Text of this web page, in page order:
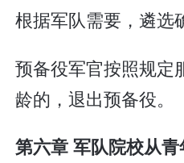
根据军队需要，遴选
预备役军官按照规定
龄的，退出预备役。
第六章 军队院校从